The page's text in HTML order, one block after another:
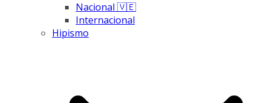
Nacional 🇻🇪
Internacional
Hipismo